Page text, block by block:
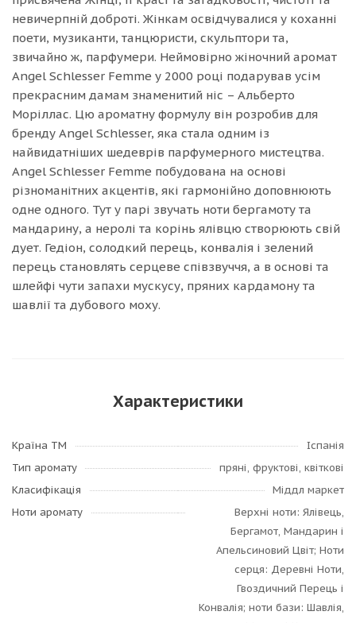
невичерпній доброті. Жінкам освідчувалися у коханні
поети, музиканти, танцюристи, скульптори та,
звичайно ж, парфумери. Неймовірно жіночний аромат
Angel Schlesser Femme у 2000 році подарував усім
прекрасним дамам знаменитий ніс – Альберто
Моріллас. Цю ароматну формулу він розробив для
бренду Angel Schlesser, яка стала одним із
найвидатніших шедеврів парфумерного мистецтва.
Angel Schlesser Femme побудована на основі
різноманітних акцентів, які гармонійно доповнюють
одне одного. Тут у парі звучать ноти бергамоту та
мандарину, а неролі та корінь ялівцю створюють свій
дует. Гедіон, солодкий перець, конвалія і зелений
перець становлять серцеве співзвуччя, а в основі та
шлейфі чути запахи мускусу, пряних кардамону та
шавлії та дубового моху.
Характеристики
Країна ТМ
Іспанія
Тип аромату
пряні, фруктові, квіткові
Класифікація
Міддл маркет
Ноти аромату
Верхні ноти: Ялівець,
Бергамот, Мандарин і
Апельсиновий Цвіт; Ноти
серця: Деревні Ноти,
Гвоздичний Перець і
Конвалія; ноти бази: Шавлія,